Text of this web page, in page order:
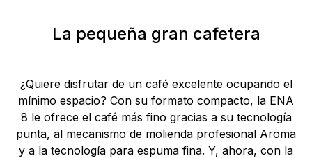
La pequeña gran cafetera
¿Quiere disfrutar de un café excelente ocupando el
mínimo espacio? Con su formato compacto, la ENA
8 le ofrece el café más fino gracias a su tecnología
punta, al mecanismo de molienda profesional Aroma
y a la tecnología para espuma fina. Y, ahora, con la